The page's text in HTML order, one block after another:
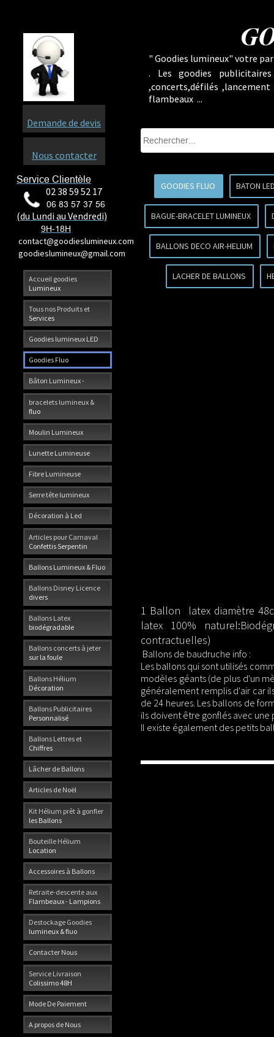
Accueil goodies
Lumineux
Tous nos Produits et
Services
Goodies lumineux LED
Goodies Fluo
Bâton Lumineux -
bracelets lumineux &
fluo
Moulin Lumineux
Lunette Lumineuse
Fibre Lumineuse
Serre tête lumineux
Décoration à Led
Articles pour Carnaval
Confettis Serpentin
Ballons Lumineux & Fluo
Ballons Disney Licence
divers
Ballons Latex
biodégradable
Ballons concerts à jeter
sur la foule
Ballons Hélium
Décoration
Ballons Publicitaires
Personnalisé
Ballons Lettres et
Chiffres
Lâcher de Ballons
Articles de Noël
Kit Hélium prêt à gonfler
les Ballons
Bouteille Hélium
Location
Accessoires à Ballons
Retraite-descente aux
Flambeaux - Lampions
Destockage Goodies
lumineux & fluo
Contacter Nous
Service Livraison
Colissimo 48H
Mode De Paiement
A propos de Nous
Service Clientèle
02 38 59 52 17
06 83 57 37 56
(du Lundi au Vendredi)
9H-18H
contact@goodieslumineux.com
goodieslumineux@gmail.com
Demande de devis
Nous contacter
" Goodies lumineux" votre
. Les goodies
,concerts,défilés
flambeaux ...
GOODIES FLUO BATON
BAGUE-BRACELET LUMINEUX
BALLONS DECO AIR-HELIUM
LACHER DE BALLONS
1 Ballon latex diamètre
latex 100%
contractuelles)
Ballons de baudruche info :
Les ballons qui sont utilisés
modèles géants (de plus d'un
généralement remplis d'air car
de 24 heures. Les ballons de
ils doivent être gonflés avec
Il existe également des petits